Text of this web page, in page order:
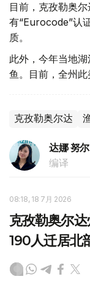
目前，克孜勒奥
有“Eurocode”认
质。
此外，今年当地
鱼。目前，全州此
克孜勒奥尔达
达娜 努
编译
08:18, 18 7月 2026
克孜勒奥尔
190人迁居北